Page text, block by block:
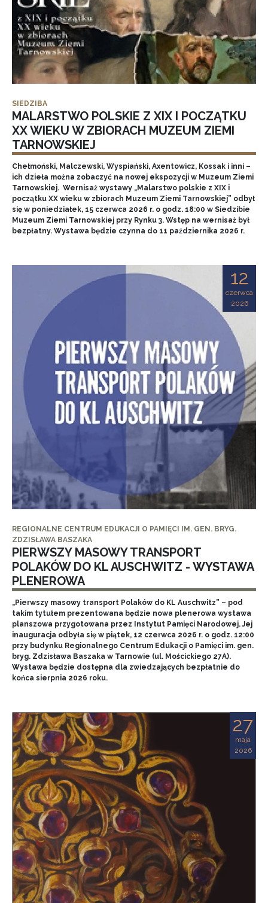
SIEDZIBA
MALARSTWO POLSKIE Z XIX I POCZĄTKU
XX WIEKU W ZBIORACH MUZEUM ZIEMI
TARNOWSKIEJ
Chełmoński, Malczewski, Wyspiański, Axentowicz, Kossak i inni –
ich dzieła można zobaczyć na nowej ekspozycji w Muzeum Ziemi
Tarnowskiej. Wernisaż wystawy „Malarstwo polskie z XIX i
początku XX wieku w zbiorach Muzeum Ziemi Tarnowskiej” odbył
się w poniedziałek, 15 czerwca 2026 r. o godz. 18:00 w Siedzibie
Muzeum Ziemi Tarnowskiej przy Rynku 3. Wstęp na wernisaż był
bezpłatny. Wystawa będzie czynna do 11 października 2026 r.
12
czerwca
2026
REGIONALNE CENTRUM EDUKACJI O PAMIĘCI IM. GEN. BRYG.
ZDZISŁAWA BASZAKA
PIERWSZY MASOWY TRANSPORT
POLAKÓW DO KL AUSCHWITZ - WYSTAWA
PLENEROWA
„Pierwszy masowy transport Polaków do KL Auschwitz” – pod
takim tytułem prezentowana będzie nowa plenerowa wystawa
planszowa przygotowana przez Instytut Pamięci Narodowej. Jej
inauguracja odbyła się w piątek, 12 czerwca 2026 r. o godz. 12:00
przy budynku Regionalnego Centrum Edukacji o Pamięci im. gen.
bryg. Zdzisława Baszaka w Tarnowie (ul. Mościckiego 27A).
Wystawa będzie dostępna dla zwiedzających bezpłatnie do
końca sierpnia 2026 roku.
27
maja
2026